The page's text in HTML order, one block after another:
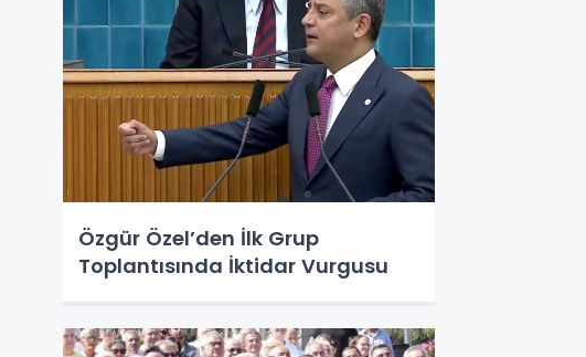
Özgür Özel’den İlk Grup
Toplantısında İktidar Vurgusu